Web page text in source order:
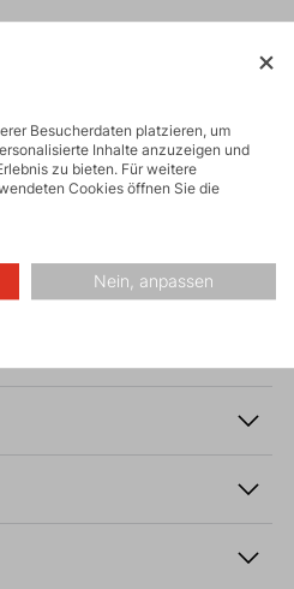
Besucherdaten platzieren, um
Inhalte anzuzeigen und
zu bieten. Für weitere
Cookies öffnen Sie die
Nein, anpassen